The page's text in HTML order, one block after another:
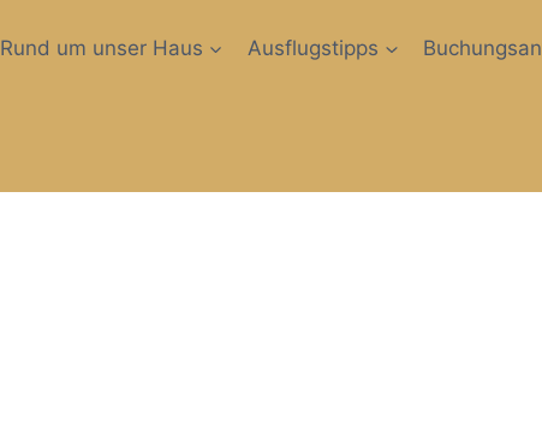
Rund um unser Haus Ausflugstipps